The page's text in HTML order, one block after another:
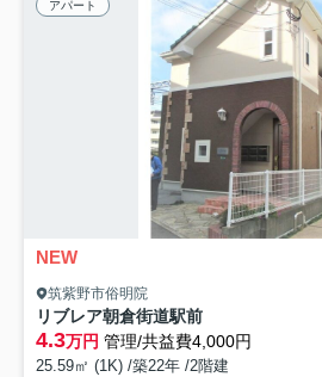
アパート
NEW
筑紫野市俗明院
リブレア朝倉街道駅前
4.3万円 管理/共益費4,000円
25.59㎡ (1K) /築22年 /2階建